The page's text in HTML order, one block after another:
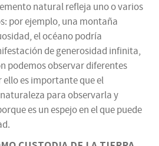
natural refleja uno o varios
por ejemplo, una montaña
el océano podría
de generosidad infinita,
podemos observar diferentes
es importante que el
para observarla y
es un espejo en el que puede